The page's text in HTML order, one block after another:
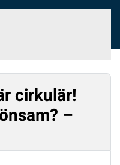
cirkulär!
–